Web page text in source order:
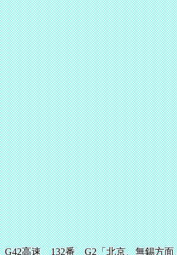
G42高速 132番 G2「北京、無錫方面